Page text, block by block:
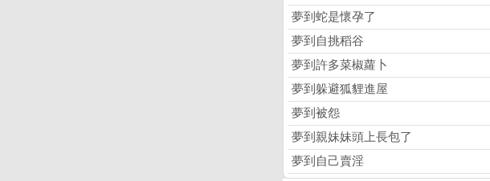
夢到蛇是懷孕了
夢到自挑稻谷
夢到許多菜椒蘿卜
夢到躲避狐貍進屋
夢到被怨
夢到親妹妹頭上長包了
夢到自己賣淫